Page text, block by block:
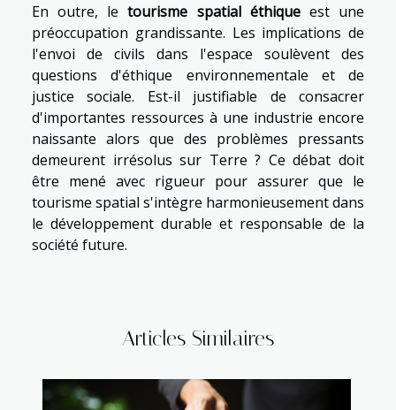
En outre, letourisme spatial éthiqueest une
préoccupation grandissante. Les implications de
l'envoi de civils dans l'espace soulèvent des
questions d'éthique environnementale et de
justice sociale. Est-il justifiable de consacrer
d'importantes ressources à une industrie encore
naissante alors que des problèmes pressants
demeurent irrésolus sur Terre ? Ce débat doit
être mené avec rigueur pour assurer que le
tourisme spatial s'intègre harmonieusement dans
le développement durable et responsable de la
société future.
Articles Similaires